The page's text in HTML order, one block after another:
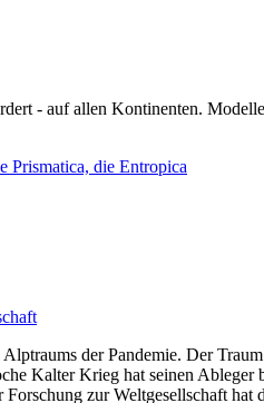
- auf allen Kontinenten.
Prismatica, die Entropica
der Pandemie. Der
Kalter Krieg hat seinen
zur Weltgesellschaft